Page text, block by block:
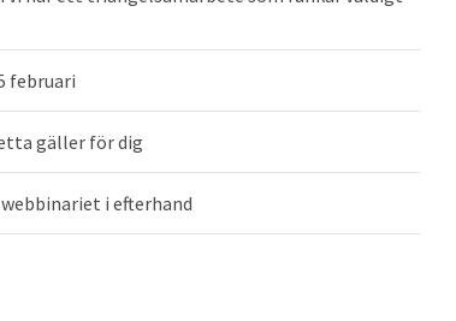
februari
gäller för dig
i efterhand